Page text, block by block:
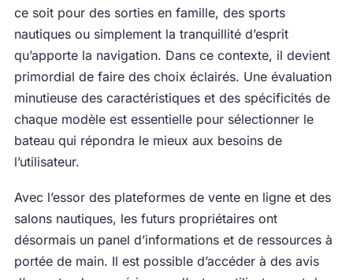
ce soit pour des sorties en famille, des sports
nautiques ou simplement la tranquillité d’esprit
qu’apporte la navigation. Dans ce contexte, il devient
primordial de faire des choix éclairés. Une évaluation
minutieuse des caractéristiques et des spécificités de
chaque modèle est essentielle pour sélectionner le
bateau qui répondra le mieux aux besoins de
l’utilisateur.
Avec l’essor des plateformes de vente en ligne et des
salons nautiques, les futurs propriétaires ont
désormais un panel d’informations et de ressources à
portée de main. Il est possible d’accéder à des avis